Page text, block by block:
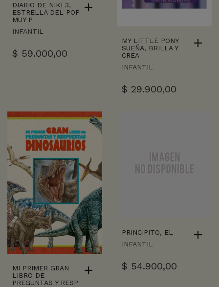
DIARIO DE NIKI 3,
ESTRELLA DEL POP
MUY P
INFANTIL
$ 59.000,00
MY LITTLE PONY
SUEÑA, BRILLA Y
CREA
INFANTIL
$ 29.900,00
MI PRIMER GRAN
LIBRO DE
PREGUNTAS Y RESP
PRINCIPITO, EL
INFANTIL
$ 54.900,00